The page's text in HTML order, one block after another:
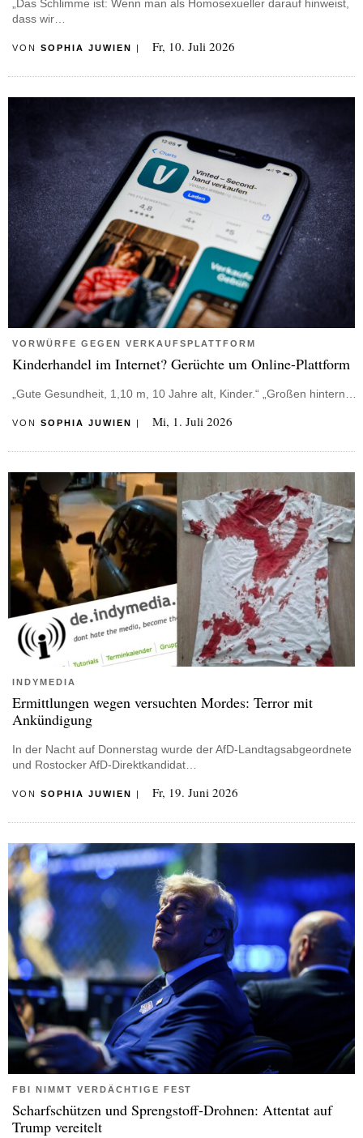
„Das Schlimme ist: Wenn man als Homosexueller darauf hinweist,
dass wir…
VON SOPHIA JUWIEN | Fr, 10. Juli 2026
VORWÜRFE GEGEN VERKAUFSPLATTFORM
Kinderhandel im Internet? Gerüchte um Online-Plattform
„Gute Gesundheit, 1,10 m, 10 Jahre alt, Kinder.“ „Großen hintern…
VON SOPHIA JUWIEN | Mi, 1. Juli 2026
INDYMEDIA
Ermittlungen wegen versuchten Mordes: Terror mit
Ankündigung
In der Nacht auf Donnerstag wurde der AfD-Landtagsabgeordnete
und Rostocker AfD-Direktkandidat…
VON SOPHIA JUWIEN Fr, 19. Juni 2026
FBI NIMMT VERDÄCHTIGE FEST
Scharfschützen und Sprengstoff-Drohnen: Attentat auf
Trump vereitelt